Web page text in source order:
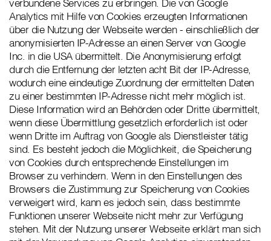
verbundene Services zu erbringen. Die von Google
Analytics mit Hilfe von Cookies erzeugten Informationen
über die Nutzung der Webseite werden - einschließlich der
anonymisierten IP-Adresse an einen Server von Google
Inc. in die USA übermittelt. Die Anonymisierung erfolgt
durch die Entfernung der letzten acht Bit der IP-Adresse,
wodurch eine eindeutige Zuordnung der ermittelten Daten
zu einer bestimmten IP-Adresse nicht mehr möglich ist.
Diese Information wird an Behörden oder Dritte übermittelt,
wenn diese Übermittlung gesetzlich erforderlich ist oder
wenn Dritte im Auftrag von Google als Dienstleister tätig
sind. Es besteht jedoch die Möglichkeit, die Speicherung
von Cookies durch entsprechende Einstellungen im
Browser zu verhindern. Wenn in den Einstellungen des
Browsers die Zustimmung zur Speicherung von Cookies
verweigert wird, kann es jedoch sein, dass bestimmte
Funktionen unserer Webseite nicht mehr zur Verfügung
stehen. Mit der Nutzung unserer Webseite erklärt man sich